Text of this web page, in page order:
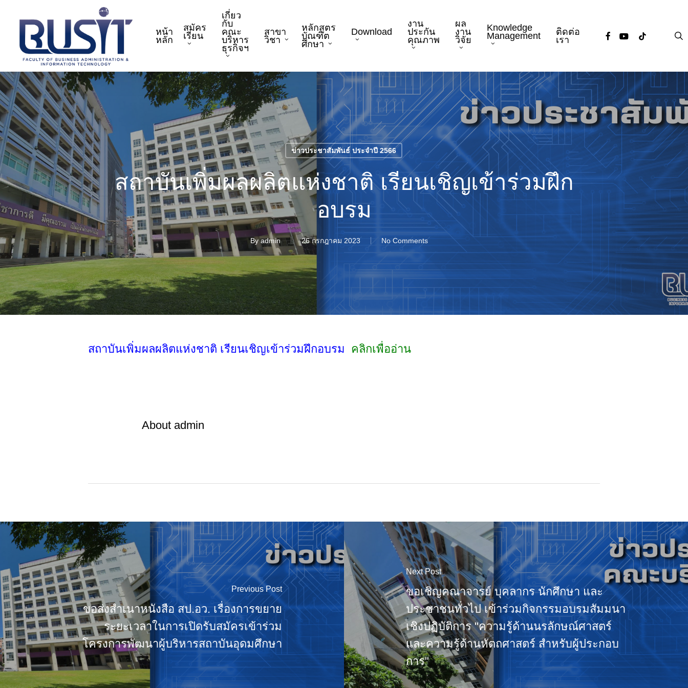
content
หน้า
หลัก
สมัคร
เรียน
เกี่ยว
กับ
คณะ
บริหาร
ธุรกิจฯ
สาขา
วิชา
หลักสูตร
บัณฑิต
ศึกษา
Download
งาน
ประกัน
คุณภาพ
ผล
งาน
วิจัย
Knowledge
Management
ติดต่อ
เรา
facebookyoutube
tiktok
ข่าวประชาสัมพันธ์ ประจำปี 2566
สถาบันเพิ่มผลผลิตแห่งชาติ เรียนเชิญเข้าร่วมฝึก
อบรม
By admin 26 กรกฎาคม 2023 No Comments
สถาบันเพิ่มผลผลิตแห่งชาติ เรียนเชิญเข้าร่วมฝึกอบรม คลิกเพื่ออ่าน
About admin
Previous Post
ขอส่งสำเนาหนังสือ สป.อว. เรื่องการขยาย
ระยะเวลาในการเปิดรับสมัครเข้าร่วม
โครงการพัฒนาผู้บริหารสถาบันอุดมศึกษา
Next Post
ขอเชิญคณาจารย์ บุคลากร นักศึกษา และ
ประชาชนทั่วไป เข้าร่วมกิจกรรมอบรมสัมมนา
เชิงปฏิบัติการ "ความรู้ด้านนรลักษณ์ศาสตร์
และความรู้ด้านหัตถศาสตร์ สำหรับผู้ประกอบ
การ"